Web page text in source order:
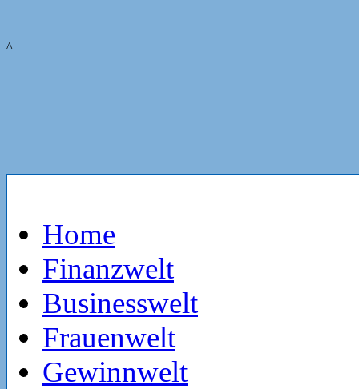
^
Home
Finanzwelt
Businesswelt
Frauenwelt
Gewinnwelt